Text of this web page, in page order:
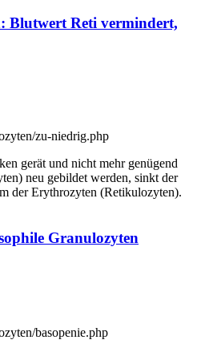
Blutwert Reti vermindert,
zu-niedrig.php
gerät und nicht mehr genügend
neu gebildet werden, sinkt der
der Erythrozyten (Retikulozyten).
Granulozyten
basopenie.php